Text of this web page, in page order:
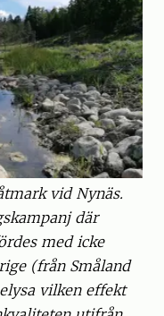
vid Nynäs.
där
med icke
(från Småland
vilken effekt